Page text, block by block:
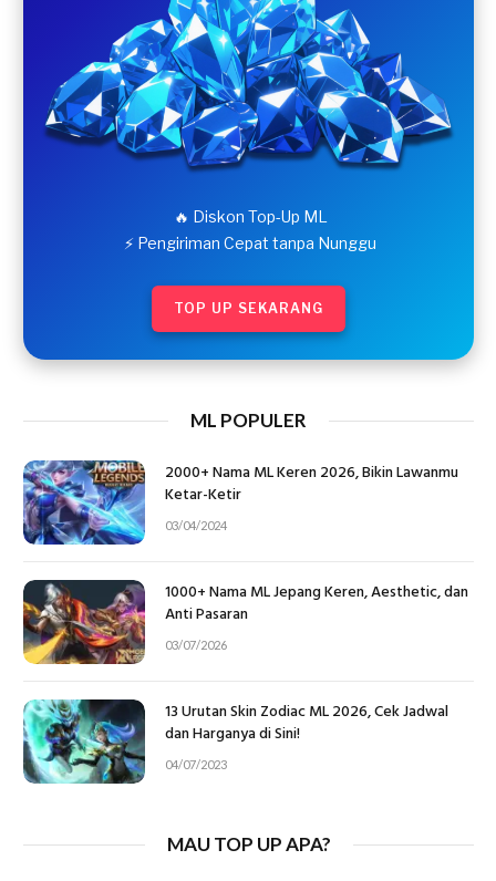
🔥 Diskon Top-Up ML
⚡ Pengiriman Cepat tanpa Nunggu
TOP UP SEKARANG
ML POPULER
2000+ Nama ML Keren 2026, Bikin Lawanmu
Ketar-Ketir
03/04/2024
1000+ Nama ML Jepang Keren, Aesthetic, dan
Anti Pasaran
03/07/2026
13 Urutan Skin Zodiac ML 2026, Cek Jadwal
dan Harganya di Sini!
04/07/2023
MAU TOP UP APA?